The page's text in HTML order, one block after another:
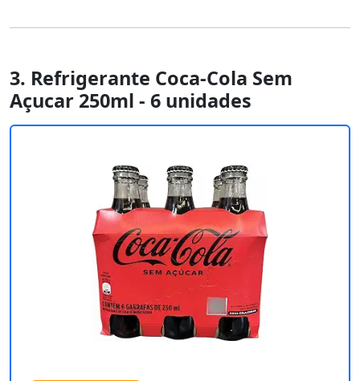
3. Refrigerante Coca-Cola Sem
Açucar 250ml - 6 unidades